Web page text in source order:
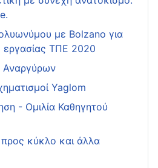
με Bolzano για
ΤΠΕ 2020
Αναργύρων
Yaglom
- Ομιλία Καθηγητού
κύκλο και άλλα